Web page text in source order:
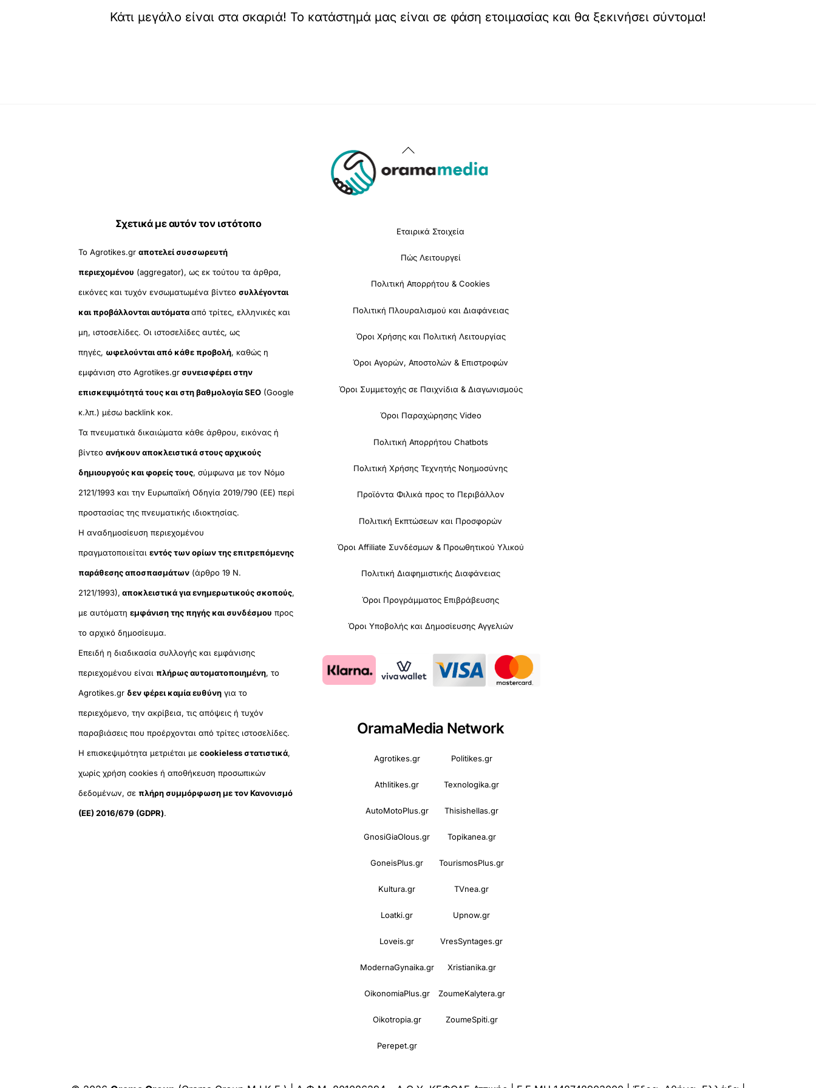
Κάτι μεγάλο είναι στα σκαριά! Το κατάστημά μας είναι σε φάση ετοιμασίας και θα ξεκινήσει σύντομα!
Back
To
Σχετικά με αυτόν τον ιστότοπο
Το Agrotikes.grαποτελεί συσσωρευτή
περιεχομένου (aggregator), ως εκ τούτου τα άρθρα,
εικόνες και τυχόν ενσωματωμένα βίντεοσυλλέγονται
και προβάλλονται αυτόματααπό τρίτες, ελληνικές και
μη, ιστοσελίδες. Οι ιστοσελίδες αυτές, ως
πηγές, ωφελούνται από κάθε προβολή, καθώς η
εμφάνιση στο Agrotikes.grσυνεισφέρει στην
επισκεψιμότητά τους και στη βαθμολογία SEO (Google
κ.λπ.) μέσω backlink κοκ.
Τα πνευματικά δικαιώματα κάθε άρθρου, εικόνας ή
βίντεοανήκουν αποκλειστικά στους αρχικούς
δημιουργούς και φορείς τους, σύμφωνα με τον Νόμο
2121/1993 και την Ευρωπαϊκή Οδηγία 2019/790 (ΕΕ) περί
προστασίας της πνευματικής ιδιοκτησίας.
Η αναδημοσίευση περιεχομένου
πραγματοποιείταιεντός των ορίων της επιτρεπόμενης
παράθεσης αποσπασμάτων (άρθρο 19 Ν.
2121/1993), αποκλειστικά για ενημερωτικούς σκοπούς,
με αυτόματηεμφάνιση της πηγής και συνδέσμου προς
το αρχικό δημοσίευμα.
Επειδή η διαδικασία συλλογής και εμφάνισης
περιεχομένου είναιπλήρως αυτοματοποιημένη, το
Agrotikes.gr δεν φέρει καμία ευθύνη για το
περιεχόμενο, την ακρίβεια, τις απόψεις ή τυχόν
παραβιάσεις που προέρχονται από τρίτες ιστοσελίδες.
Η επισκεψιμότητα μετριέται μεcookieless στατιστικά,
χωρίς χρήση cookies ή αποθήκευση προσωπικών
δεδομένων, σεπλήρη συμμόρφωση με τον Κανονισμό
(ΕΕ) 2016/679 (GDPR).
Εταιρικά Στοιχεία
Πώς Λειτουργεί
Πολιτική Απορρήτου & Cookies
Πολιτική Πλουραλισμού και Διαφάνειας
Όροι Χρήσης και Πολιτική Λειτουργίας
Όροι Αγορών, Αποστολών & Επιστροφών
Όροι Συμμετοχής σε Παιχνίδια & Διαγωνισμούς
Όροι Παραχώρησης Video
Πολιτική Απορρήτου Chatbots
Πολιτική Χρήσης Τεχνητής Νοημοσύνης
Προϊόντα Φιλικά προς το Περιβάλλον
Πολιτική Εκπτώσεων και Προσφορών
Όροι Affiliate Συνδέσμων & Προωθητικού Υλικού
Πολιτική Διαφημιστικής Διαφάνειας
Όροι Προγράμματος Επιβράβευσης
Όροι Υποβολής και Δημοσίευσης Αγγελιών
OramaMedia Network
Agrotikes.gr Politikes.gr
Athlitikes.gr Texnologika.gr
AutoMotoPlus.gr Thisishellas.gr
GnosiGiaOlous.gr Topikanea.gr
GoneisPlus.gr TourismosPlus.gr
Kultura.gr TVnea.gr
Loatki.gr Upnow.gr
Loveis.gr VresSyntages.gr
ModernaGynaika.gr Xristianika.gr
OikonomiaPlus.gr ZoumeKalytera.gr
Oikotropia.gr ZoumeSpiti.gr
Perepet.gr